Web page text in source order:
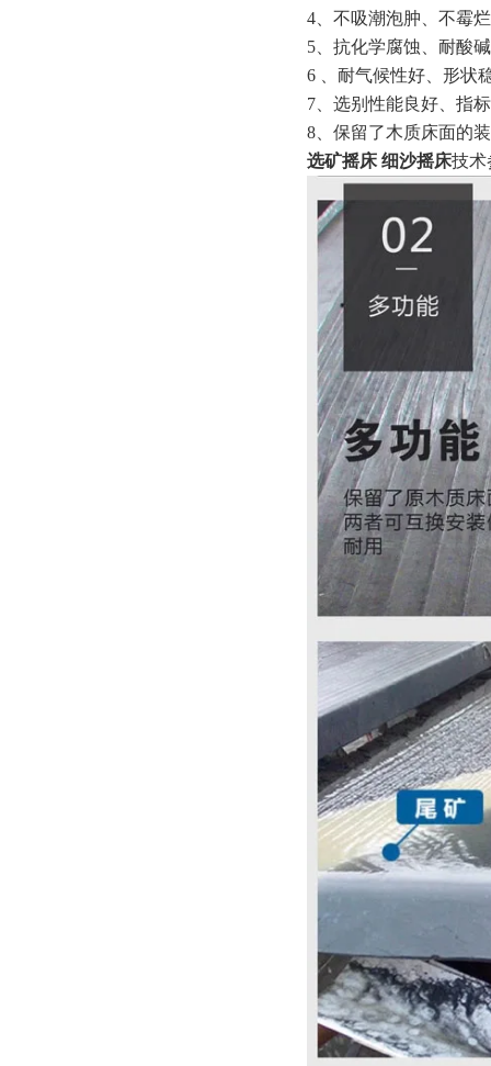
4、不吸潮泡肿、不霉
5、抗化学腐蚀、耐酸
6 、耐气候性好、形状
7、选别性能良好、指
8、保留了木质床面的
选矿摇床 细沙摇床技术